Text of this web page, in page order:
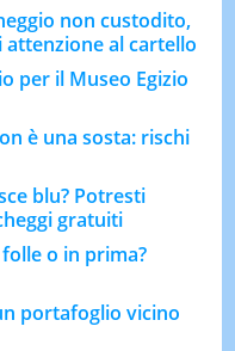
non custodito,
attenzione al cartello
per il Museo Egizio
è una sosta: rischi
blu? Potresti
gratuiti
o in prima?
portafoglio vicino